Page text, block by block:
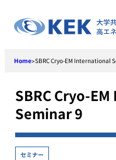
content
Home>SBRC Cryo-EM International
SBRC Cryo-
Seminar 9
セミナー